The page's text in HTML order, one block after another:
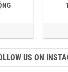
US ON